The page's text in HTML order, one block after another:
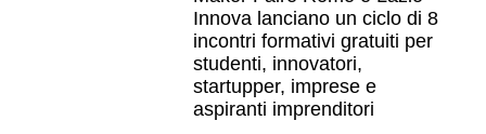
Innova lanciano un ciclo di 8
incontri formativi gratuiti per
studenti, innovatori,
startupper, imprese e
aspiranti imprenditori